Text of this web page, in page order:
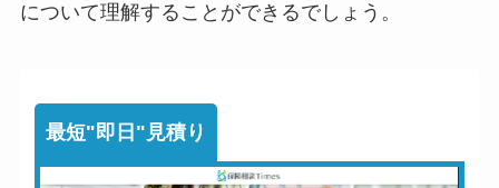
について理解することができるでしょう。
最短"即日"見積り